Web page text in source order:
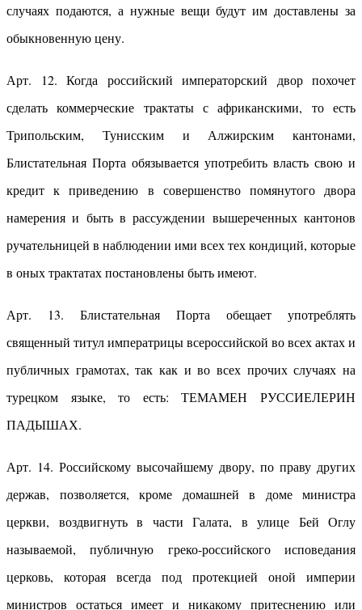
случаях подаются, а нужные вещи будут им доставлены за
обыкновенную цену.
Арт. 12. Когда российский императорский двор похочет
сделать коммерческие трактаты с африканскими, то есть
Трипольским, Тунисским и Алжирским кантонами,
Блистательная Порта обязывается употребить власть свою и
кредит к приведению в совершенство помянутого двора
намерения и быть в рассуждении вышереченных кантонов
ручательницей в наблюдении ими всех тех кондиций, которые
в оных трактатах постановлены быть имеют.
Арт. 13. Блистательная Порта обещает употреблять
священный титул императрицы всероссийской во всех актах и
публичных грамотах, так как и во всех прочих случаях на
турецком языке, то есть: ТЕМАМЕН РУССИЕЛЕРИН
ПАДЫШАХ.
Арт. 14. Российскому высочайшему двору, по праву других
держав, позволяется, кроме домашней в доме министра
церкви, воздвигнуть в части Галата, в улице Бей Оглу
называемой, публичную греко-российского исповедания
церковь, которая всегда под протекцией оной империи
министров остаться имеет и никакому притеснению или